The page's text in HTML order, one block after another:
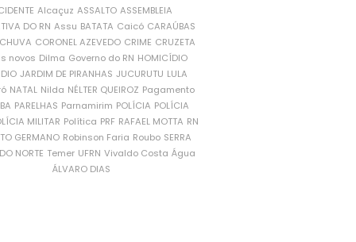
Alcaçuz ASSALTO ASSEMBLEIA
DO RN Assu BATATA Caicó CARAÚBAS
CORONEL AZEVEDO CRIME CRUZETA
novos Dilma Governo do RN HOMICÍDIO
JARDIM DE PIRANHAS JUCURUTU LULA
NATAL Nilda NÉLTER QUEIROZ Pagamento
PARELHAS Parnamirim POLÍCIA POLÍCIA
MILITAR Política PRF RAFAEL MOTTA RN
GERMANO Robinson Faria Roubo SERRA
NORTE Temer UFRN Vivaldo Costa Água
ÁLVARO DIAS